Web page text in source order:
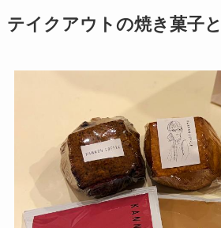
テイクアウトの焼き菓子